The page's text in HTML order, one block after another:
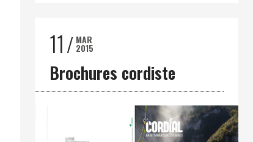
11 MAR
2015
Brochures cordiste